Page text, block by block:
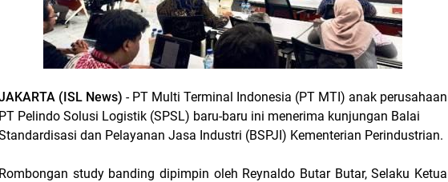
(ISL News) - PT Multi Terminal Indonesia (PT MTI) anak perusahaan
PT Pelindo Solusi Logistik (SPSL) baru-baru ini menerima kunjungan Balai
dan Pelayanan Jasa Industri (BSPJI) Kementerian Perindustrian.
Rombongan study banding dipimpin oleh Reynaldo Butar Butar, Selaku Ketua